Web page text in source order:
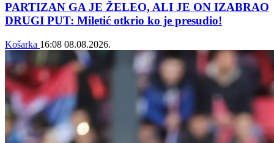
PARTIZAN GA JE ŽELEO, ALI JE ON IZABRAO
DRUGI PUT: Miletić otkrio ko je presudio!
Košarka 16:08 08.08.2026.